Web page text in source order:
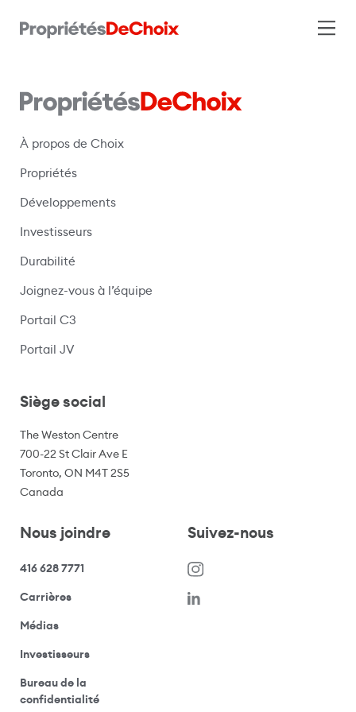
À propos de Choix
Propriétés
Développements
Investisseurs
Durabilité
Joignez-vous à l’équipe
Portail C3
Portail JV(s’ouvre dans une nouvelle fenêtre)
Siège social
The Weston Centre
700-22 St Clair Ave E
Toronto, ON M4T 2S5
Canada
Nous joindre
416 628 7771
Carrières(s’ouvre dans une nouvelle fenêtre)
Médias(ouvre votre application de messagerie)
Investisseurs(ouvre votre application de messagerie)
Bureau de la
confidentialité(ouvre votre application de messagerie)
Suivez-nous